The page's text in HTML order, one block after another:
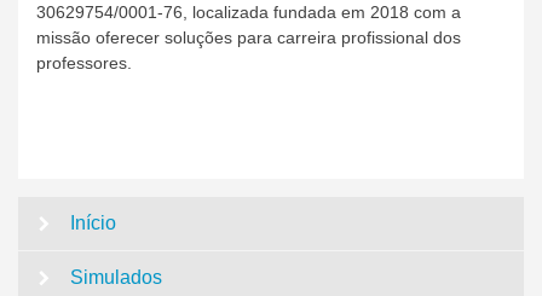
30629754/0001-76, localizada fundada em 2018 com a
missão oferecer soluções para carreira profissional dos
professores.
Início
Simulados